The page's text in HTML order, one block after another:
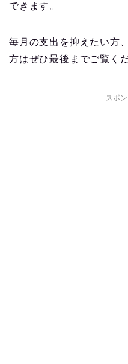
できます。
毎月の支出を抑えたい方
方はぜひ最後までご覧く
スポ